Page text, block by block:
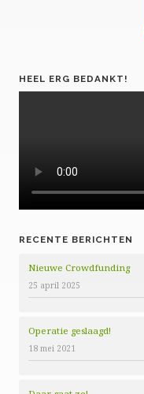
HEEL ERG BEDANKT!
RECENTE BERICHTEN
Nieuwe Crowdfunding
25 april 2025
Operatie geslaagd!
18 mei 2021